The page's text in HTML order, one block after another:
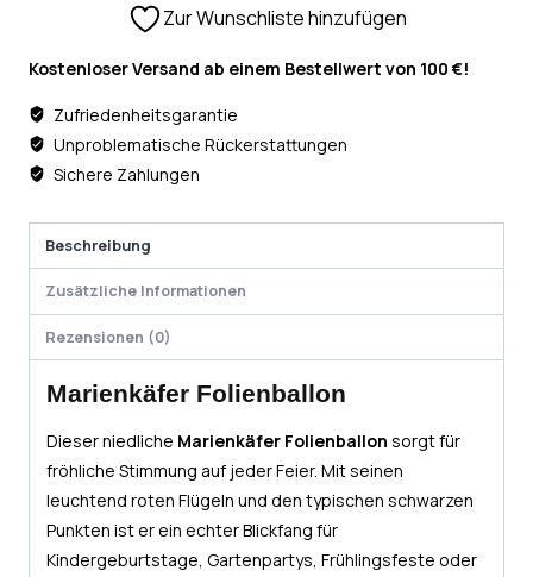
Zur Wunschliste hinzufügen
Kostenloser Versand ab einem Bestellwert von 100 €!
Zufriedenheitsgarantie
Unproblematische Rückerstattungen
Sichere Zahlungen
Beschreibung
Zusätzliche Informationen
Rezensionen (0)
Marienkäfer Folienballon
Dieser niedliche Marienkäfer Folienballon sorgt für
fröhliche Stimmung auf jeder Feier. Mit seinen
leuchtend roten Flügeln und den typischen schwarzen
Punkten ist er ein echter Blickfang für
Kindergeburtstage, Gartenpartys, Frühlingsfeste oder